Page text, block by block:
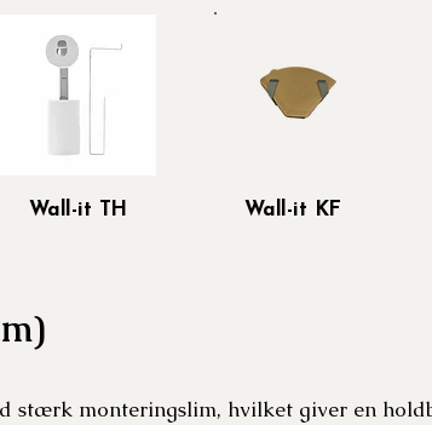
Wall-it TH Wall-it KF
stærk monteringslim, hvilket giver en